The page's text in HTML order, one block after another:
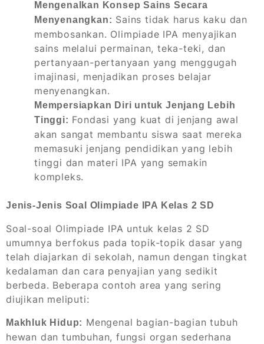
Mengenalkan Konsep Sains Secara
Menyenangkan: Sains tidak harus kaku dan
membosankan. Olimpiade IPA menyajikan
sains melalui permainan, teka-teki, dan
pertanyaan-pertanyaan yang menggugah
imajinasi, menjadikan proses belajar
menyenangkan.
Mempersiapkan Diri untuk Jenjang Lebih
Tinggi: Fondasi yang kuat di jenjang awal
akan sangat membantu siswa saat mereka
memasuki jenjang pendidikan yang lebih
tinggi dan materi IPA yang semakin
kompleks.
Jenis-Jenis Soal Olimpiade IPA Kelas 2 SD
Soal-soal Olimpiade IPA untuk kelas 2 SD
umumnya berfokus pada topik-topik dasar yang
telah diajarkan di sekolah, namun dengan tingkat
kedalaman dan cara penyajian yang sedikit
berbeda. Beberapa contoh area yang sering
diujikan meliputi:
Makhluk Hidup: Mengenal bagian-bagian tubuh
hewan dan tumbuhan, fungsi organ sederhana